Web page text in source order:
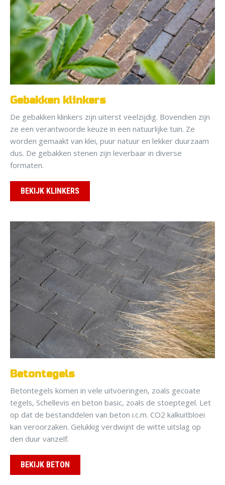
Gebakken klinkers
De gebakken klinkers zijn uiterst veelzijdig. Bovendien zijn
ze een verantwoorde keuze in een natuurlijke tuin. Ze
worden gemaakt van klei, puur natuur en lekker duurzaam
dus. De gebakken stenen zijn leverbaar in diverse
formaten.
BEKIJK KLINKERS
Betontegels
Betontegels komen in vele uitvoeringen, zoals gecoate
tegels, Schellevis en beton basic, zoals de stoeptegel. Let
op dat de bestanddelen van beton i.c.m. CO2 kalkuitbloei
kan veroorzaken. Gelukkig verdwijnt de witte uitslag op
den duur vanzelf.
BEKIJK BETON